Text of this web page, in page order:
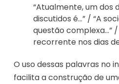
“Atualmente, um dos
discutidos é…” / “A
questão complexa…”
recorrente nos dias
O uso dessas palavras no
facilita a construção de